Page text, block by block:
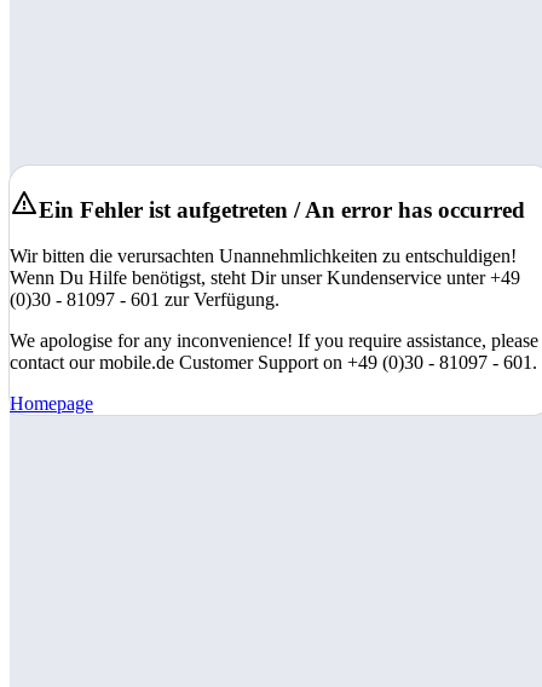
Ein Fehler ist aufgetreten / An error has occurred
Wir bitten die verursachten Unannehmlichkeiten zu entschuldigen!
Wenn Du Hilfe benötigst, steht Dir unser Kundenservice unter +49
(0)30 - 81097 - 601 zur Verfügung.
We apologise for any inconvenience! If you require assistance, please
contact our mobile.de Customer Support on +49 (0)30 - 81097 - 601.
Homepage